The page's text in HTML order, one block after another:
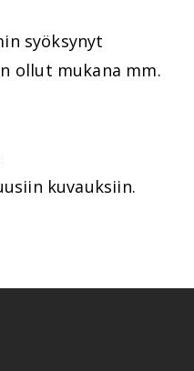
syöksynyt
ollut mukana mm.
kuvauksiin.